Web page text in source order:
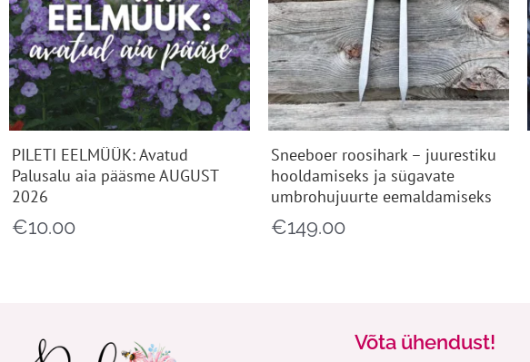
PILETI EELMÜÜK: Avatud
Palusalu aia pääsme AUGUST
2026
€10.00
Sneeboer roosihark – juurestiku
hooldamiseks ja sügavate
umbrohujuurte eemaldamiseks
€149.00
Võta ühendust!